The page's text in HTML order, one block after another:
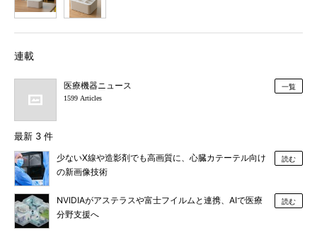
連載
医療機器ニュース
1599 Articles
一覧
最新 3 件
少ないX線や造影剤でも高画質に、心臓カテーテル向け
の新画像技術
読む
NVIDIAがアステラスや富士フイルムと連携、AIで医療
分野支援へ
読む